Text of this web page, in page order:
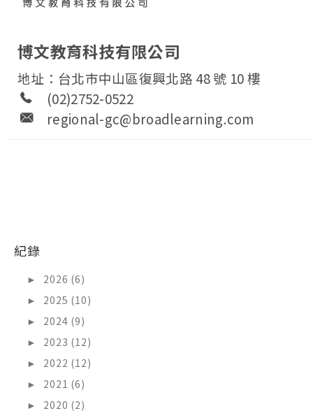
博文教育科技有限公司
地址：台北市中山區復興北路 48 號 10 樓
(02)2752-0522
regional-gc@broadlearning.com
紀錄
►
2026 (6)
►
2025 (10)
►
2024 (9)
►
2023 (12)
►
2022 (12)
►
2021 (6)
►
2020 (2)